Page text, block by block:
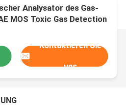
Analysator des Gas-
MOS Toxic Gas Detection
Kontaktieren Sie
uns